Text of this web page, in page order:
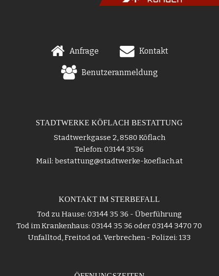
Anfrage Kontakt
Benutzeranmeldung
STADTWERKE KÖFLACH BESTATTUNG
Stadtwerkgasse 2, 8580 Köflach
Telefon: 03144 3536
Mail: bestattung@stadtwerke-koeflach.at
KONTAKT IM STERBEFALL
Tod zu Hause: 03144 35 36 - Überführung
Tod im Krankenhaus: 03144 35 36 oder 03144 3470 70
Unfalltod, Freitod od. Verbrechen - Polizei: 133